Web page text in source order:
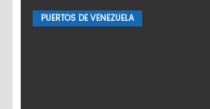
PUERTOS DE VENEZUELA